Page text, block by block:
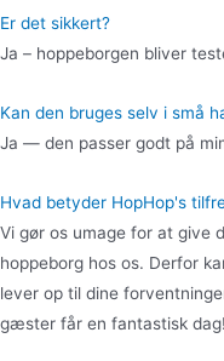
Er det sikkert?
Ja – hoppeborgen bliver
Kan den bruges selv i små
Ja — den passer godt på
Hvad betyder HopHop's
Vi gør os umage for at give
hoppeborg hos os. Derfor
lever op til dine
gæster får en fantastisk dag!